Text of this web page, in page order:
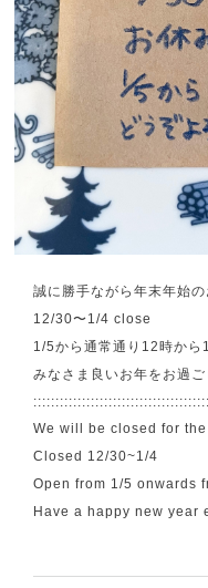
誠に勝手ながら年末年始
12/30〜1/4 close
1/5から通常通り12時から
みなさま良いお年をお過
We will be closed for
Closed 12/30~1/4
Open from 1/5 onwards
Have a happy new year